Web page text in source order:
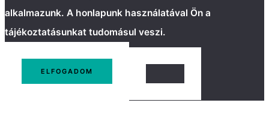
alkalmazunk. A honlapunk használatával Ön a
tájékoztatásunkat tudomásul veszi.
ELFOGADOM